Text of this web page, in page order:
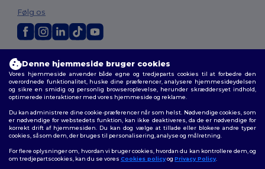
Vilkår og Betingelser|Tilpasset politik | Fortrolighedspolitik
cookies|Sitemap
Følg os
Denne hjemmeside bruger cookies
Vores hjemmeside anvender både egne og tredjeparts cookies til at forbedre den
overordnede funktionalitet, huske dine præferencer, analysere hjemmesideydelsen
og sikre en smidig og personlig browseroplevelse, herunder skræddersyet indhold,
optimerede interaktioner med vores hjemmeside og reklame.
Du kan administrere dine cookie-præferencer når som helst. Nødvendige cookies, som
er nødvendige for webstedets funktion, kan ikke deaktiveres, da de er nødvendige for
korrekt drift af hjemmesiden. Du kan dog vælge at tillade eller blokere andre typer
cookies, såsom dem, der bruges til personalisering, analyse og målretning.
For flere oplysninger om, hvordan vi bruger cookies, hvordan du kan kontrollere dem, og
om tredjepartscookies, kan du se vores Cookies policyog Privacy Policy.